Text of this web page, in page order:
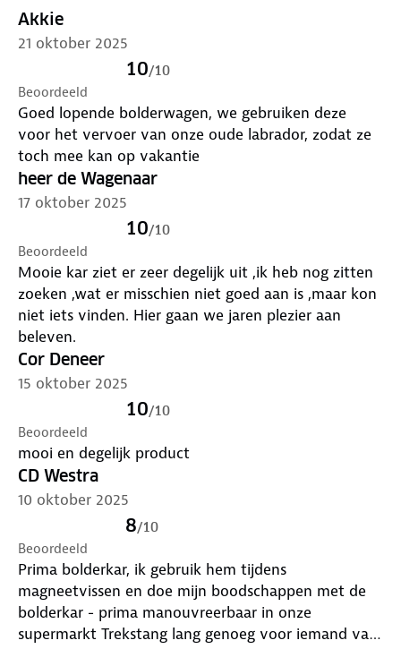
met de
Afmetingen:
Uitgevouwen: 106 x 54 x 58 cm
Opgevouwen: 28 x 23 x 74 cm
Akkie
21 oktober 2025
10/10
Beoordeeld
Goed lopende bolderwagen, we gebruiken deze
voor het vervoer van onze oude labrador, zodat ze
toch mee kan op vakantie
heer de Wagenaar
17 oktober 2025
10/10
Beoordeeld
Mooie kar ziet er zeer degelijk uit ,ik heb nog zitten
zoeken ,wat er misschien niet goed aan is ,maar kon
niet iets vinden. Hier gaan we jaren plezier aan
beleven.
Cor Deneer
15 oktober 2025
10/10
Beoordeeld
mooi en degelijk product
CD Westra
10 oktober 2025
8/10
Beoordeeld
Prima bolderkar, ik gebruik hem tijdens
magneetvissen en doe mijn boodschappen met de
bolderkar - prima manouvreerbaar in onze
supermarkt Trekstang lang genoeg voor iemand van